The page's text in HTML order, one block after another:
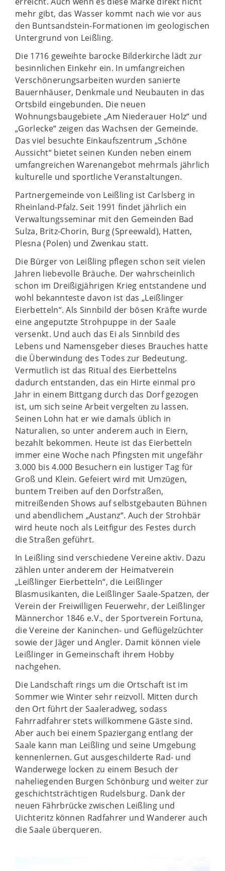
mehr gibt, das Wasser kommt nach wie vor aus
den Buntsandstein-Formationen im geologischen
Untergrund von Leißling.
Die 1716 geweihte barocke Bilderkirche lädt zur
besinnlichen Einkehr ein. In umfangreichen
Verschönerungsarbeiten wurden sanierte
Bauernhäuser, Denkmale und Neubauten in das
Ortsbild eingebunden. Die neuen
Wohnungsbaugebiete „Am Niederauer Holz“ und
„Gorlecke“ zeigen das Wachsen der Gemeinde.
Das viel besuchte Einkaufszentrum „Schöne
Aussicht“ bietet seinen Kunden neben einem
umfangreichen Warenangebot mehrmals jährlich
kulturelle und sportliche Veranstaltungen.
Partnergemeinde von Leißling ist Carlsberg in
Rheinland-Pfalz. Seit 1991 findet jährlich ein
Verwaltungsseminar mit den Gemeinden Bad
Sulza, Britz-Chorin, Burg (Spreewald), Hatten,
Plesna (Polen) und Zwenkau statt.
Die Bürger von Leißling pflegen schon seit vielen
Jahren liebevolle Bräuche. Der wahrscheinlich
schon im Dreißigjährigen Krieg entstandene und
wohl bekannteste davon ist das „Leißlinger
Eierbetteln“. Als Sinnbild der bösen Kräfte wurde
eine angeputzte Strohpuppe in der Saale
versenkt. Und auch das Ei als Sinnbild des
Lebens und Namensgeber dieses Brauches hatte
die Überwindung des Todes zur Bedeutung.
Vermutlich ist das Ritual des Eierbettelns
dadurch entstanden, das ein Hirte einmal pro
Jahr in einem Bittgang durch das Dorf gezogen
ist, um sich seine Arbeit vergelten zu lassen.
Seinen Lohn hat er wie damals üblich in
Naturalien, so unter anderem auch in Eiern,
bezahlt bekommen. Heute ist das Eierbetteln
immer eine Woche nach Pfingsten mit ungefähr
3.000 bis 4.000 Besuchern ein lustiger Tag für
Groß und Klein. Gefeiert wird mit Umzügen,
buntem Treiben auf den Dorfstraßen,
mitreißenden Shows auf selbstgebauten Bühnen
und abendlichem „Austanz“. Auch der Strohbär
wird heute noch als Leitfigur des Festes durch
die Straßen geführt.
In Leißling sind verschiedene Vereine aktiv. Dazu
zählen unter anderem der Heimatverein
„Leißlinger Eierbetteln“, die Leißlinger
Blasmusikanten, die Leißlinger Saale-Spatzen, der
Verein der Freiwilligen Feuerwehr, der Leißlinger
Männerchor 1846 e.V., der Sportverein Fortuna,
die Vereine der Kaninchen- und Geflügelzüchter
sowie der Jäger und Angler. Damit können viele
Leißlinger in Gemeinschaft ihrem Hobby
nachgehen.
Die Landschaft rings um die Ortschaft ist im
Sommer wie Winter sehr reizvoll. Mitten durch
den Ort führt der Saaleradweg, sodass
Fahrradfahrer stets willkommene Gäste sind.
Aber auch bei einem Spaziergang entlang der
Saale kann man Leißling und seine Umgebung
kennenlernen. Gut ausgeschilderte Rad- und
Wanderwege locken zu einem Besuch der
naheliegenden Burgen Schönburg und weiter zur
geschichtsträchtigen Rudelsburg. Dank der
neuen Fährbrücke zwischen Leißling und
Uichteritz können Radfahrer und Wanderer auch
die Saale überqueren.